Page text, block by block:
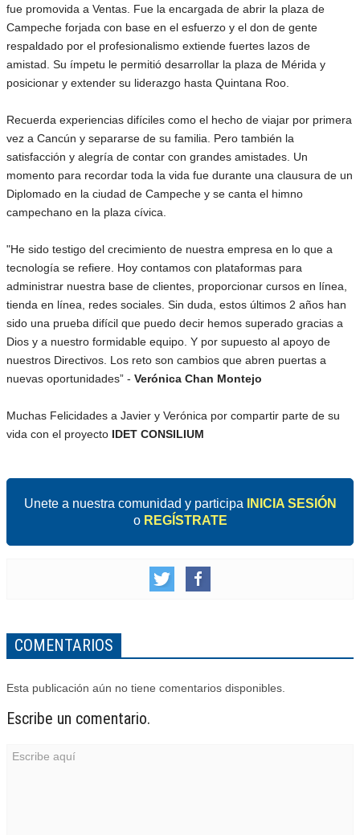
fue promovida a Ventas. Fue la encargada de abrir la plaza de
Campeche forjada con base en el esfuerzo y el don de gente
respaldado por el profesionalismo extiende fuertes lazos de
amistad. Su ímpetu le permitió desarrollar la plaza de Mérida y
posicionar y extender su liderazgo hasta Quintana Roo.
Recuerda experiencias difíciles como el hecho de viajar por primera
vez a Cancún y separarse de su familia. Pero también la
satisfacción y alegría de contar con grandes amistades. Un
momento para recordar toda la vida fue durante una clausura de un
Diplomado en la ciudad de Campeche y se canta el himno
campechano en la plaza cívica.
"He sido testigo del crecimiento de nuestra empresa en lo que a
tecnología se refiere. Hoy contamos con plataformas para
administrar nuestra base de clientes, proporcionar cursos en línea,
tienda en línea, redes sociales. Sin duda, estos últimos 2 años han
sido una prueba difícil que puedo decir hemos superado gracias a
Dios y a nuestro formidable equipo. Y por supuesto al apoyo de
nuestros Directivos. Los reto son cambios que abren puertas a
nuevas oportunidades” - Verónica Chan Montejo
Muchas Felicidades a Javier y Verónica por compartir parte de su
vida con el proyecto IDET CONSILIUM
Unete a nuestra comunidad y participa
INICIA SESIÓN
o REGÍSTRATE
COMENTARIOS
Esta publicación aún no tiene comentarios disponibles.
Escribe un comentario.